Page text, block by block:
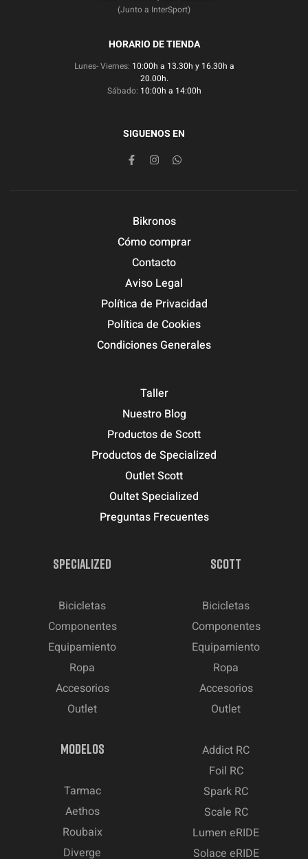
(Junto a InterSport)
HORARIO DE TIENDA
Lunes- Viernes: 10:00h a 13.30h y 16.30h a
20.00h.
Sábado: 10:00h a 14:00h
SIGUENOS EN
Bikronos
Cómo comprar
Contacto
Aviso Legal
Política de Privacidad
Política de Cookies
Condiciones Generales
Taller
Nuestro Blog
Productos de Scott
Productos de Specialized
Outlet Scott
Oultet Specialized
Preguntas Frecuentes
SPECIALIZED
Bicicletas
Componentes
Equipamiento
Ropa
Accesorios
Outlet
SCOTT
Bicicletas
Componentes
Equipamiento
Ropa
Accesorios
Outlet
MODELOS
Tarmac
Aethos
Roubaix
Diverge
Addict RC
Foil RC
Spark RC
Scale RC
Lumen eRIDE
Solace eRIDE